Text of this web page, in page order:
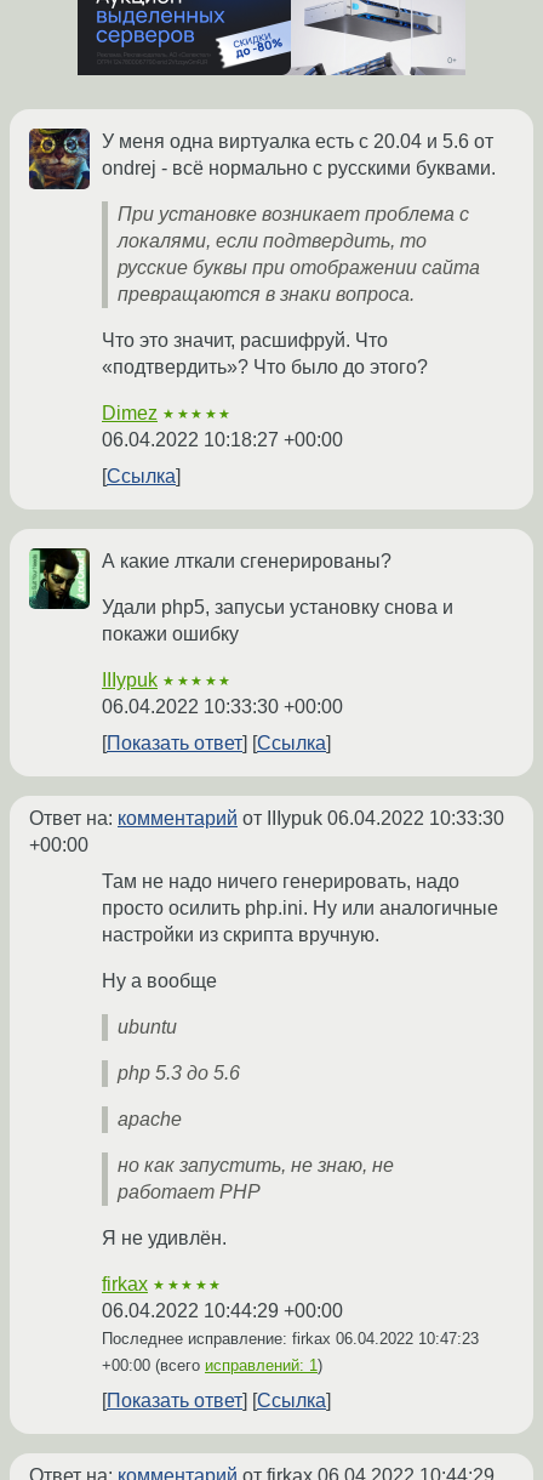
У меня одна виртуалка есть с 20.04 и 5.6 от
ondrej - всё нормально с русскими буквами.
При установке возникает проблема с
локалями, если подтвердить, то
русские буквы при отображении сайта
превращаются в знаки вопроса.
Что это значит, расшифруй. Что
«подтвердить»? Что было до этого?
Dimez ★★★★★
06.04.2022 10:18:27 +00:00
Ссылка
А какие лткали сгенерированы?
Удали php5, запусьи установку снова и
покажи ошибку
IIIypuk ★★★★★
06.04.2022 10:33:30 +00:00
Показать ответ
Ссылка
Ответ на: комментарий от IIIypuk 06.04.2022 10:33:30
+00:00
Там не надо ничего генерировать, надо
просто осилить php.ini. Ну или аналогичные
настройки из скрипта вручную.
Ну а вообще
ubuntu
php 5.3 до 5.6
apache
но как запустить, не знаю, не
работает PHP
Я не удивлён.
firkax ★★★★★
06.04.2022 10:44:29 +00:00
Последнее исправление: firkax 06.04.2022 10:47:23
+00:00 (всего исправлений: 1)
Показать ответ Ссылка